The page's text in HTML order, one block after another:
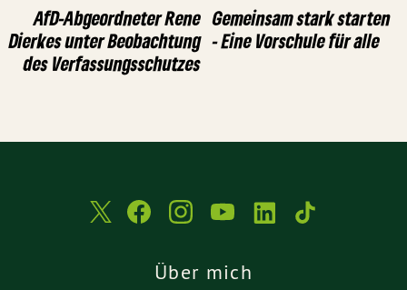
AfD-Abgeordneter Rene
Dierkes unter Beobachtung
des Verfassungsschutzes
Gemeinsam stark starten
- Eine Vorschule für alle
Über mich